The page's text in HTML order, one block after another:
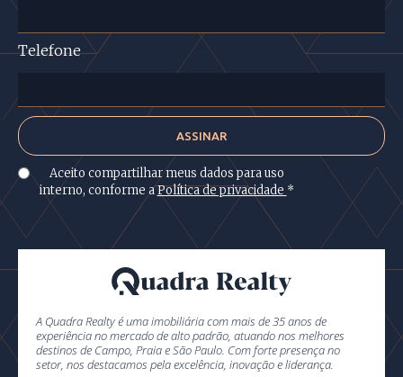
Telefone
Aceito compartilhar meus dados para uso
interno, conforme aPolítica de privacidade *
A Quadra Realty é uma imobiliária com mais de 35 anos de
experiência no mercado de alto padrão, atuando nos melhores
destinos de Campo, Praia e São Paulo. Com forte presença no
setor, nos destacamos pela excelência, inovação e liderança.